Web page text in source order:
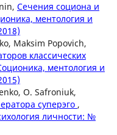
Сечения социона и
ментология и
Maksim Popovich,
классических
ментология и
O. Safroniuk,
суперэго ,
личности: №